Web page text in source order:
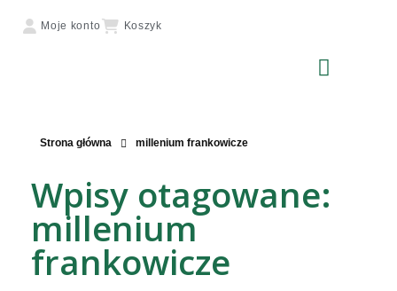
Moje konto Koszyk
Strona główna millenium frankowicze
Wpisy otagowane:
millenium
frankowicze